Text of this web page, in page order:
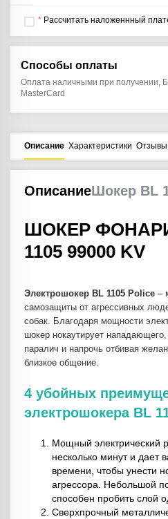
* Рассчитать наложеннный
Способы оплаты
Оплата наличными при получении,
MasterCard
Описание Характеристики Отзывы
ОписаниеШокер BL
ШОКЕР
1105 99000 KV
Электрошокер BL 1105 Police –
самозащиты от агрессивных
собак. Благодаря мощности
шокер нокаутирует
паралич и напрочь отбивая
близкое общение.
4 убойных
электрошокера BL
Мощный электрический
несколько минут и дает
времени, чтобы унести
агрессора. Небольшой
способен пробить слой
Сверхпрочный